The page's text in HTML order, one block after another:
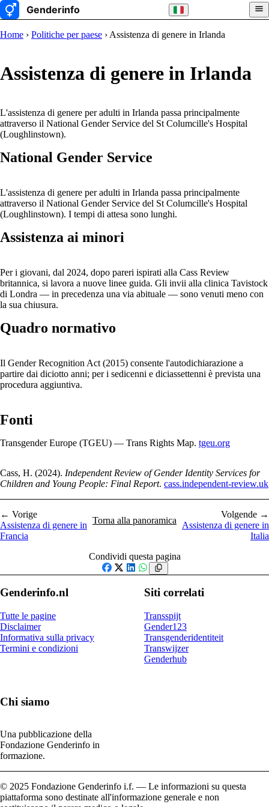
Home › Politiche per paese › Assistenza di genere in Irlanda
Assistenza di genere in Irlanda
L'assistenza di genere per adulti in Irlanda passa principalmente
attraverso il National Gender Service del St Columcille's Hospital
(Loughlinstown).
National Gender Service
L'assistenza di genere per adulti in Irlanda passa principalmente
attraverso il National Gender Service del St Columcille's Hospital
(Loughlinstown). I tempi di attesa sono lunghi.
Assistenza ai minori
Per i giovani, dal 2024, dopo pareri ispirati alla Cass Review
britannica, si lavora a nuove linee guida. Gli invii alla clinica Tavistock
di Londra — in precedenza una via abituale — sono venuti meno con
la sua chiusura.
Quadro normativo
Il Gender Recognition Act (2015) consente l'autodichiarazione a
partire dai diciotto anni; per i sedicenni e diciassettenni è prevista una
procedura aggiuntiva.
Fonti
Transgender Europe (TGEU) — Trans Rights Map. tgeu.org
Cass, H. (2024). Independent Review of Gender Identity Services for
Children and Young People: Final Report. cass.independent-review.uk
← Vorige
Assistenza di genere in
Francia
Torna alla panoramica
Volgende →
Assistenza di genere in
Italia
Condividi questa pagina
Facebook
X LinkedIn
WhatsApp
Genderinfo.nl
Tutte le pagine
Disclaimer
Informativa sulla privacy
Termini e condizioni
Siti correlati
Transspijt
Gender123
Transgenderidentiteit
Transwijzer
Genderhub
Chi siamo
Una pubblicazione della
Fondazione Genderinfo in
formazione.
© 2025 Fondazione Genderinfo i.f. — Le informazioni su questa
piattaforma sono destinate all'informazione generale e non